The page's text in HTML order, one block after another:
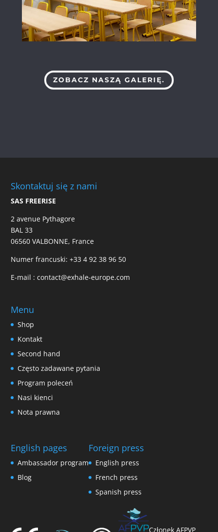
ZOBACZ NASZĄ GALERIĘ.
Skontaktuj się z nami
SAS FREERISE
2 avenue Pythagore
BAL 33
06560 VALBONNE, France
Numer francuski:+33 4 92 38 96 50
E-mail :contact@exhale-europe.com
Menu
Shop
Kontakt
Second hand
Często zadawane pytania
Program poleceń
Nasi kienci
Nota prawna
English pages
Ambassador program
Blog
Foreign press
English press
French press
Spanish press
Członek AFPVP